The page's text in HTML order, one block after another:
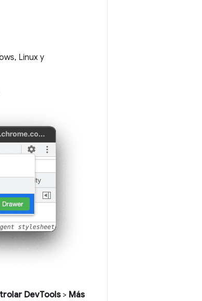
Linux y
DevTools> Más